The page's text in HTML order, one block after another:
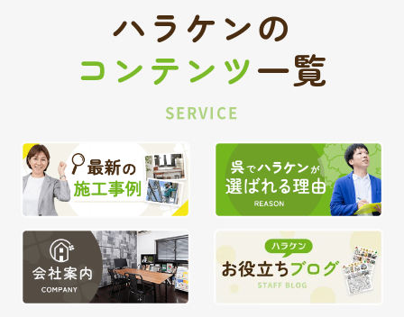
ハラケンの
コンテンツ一覧
SERVICE